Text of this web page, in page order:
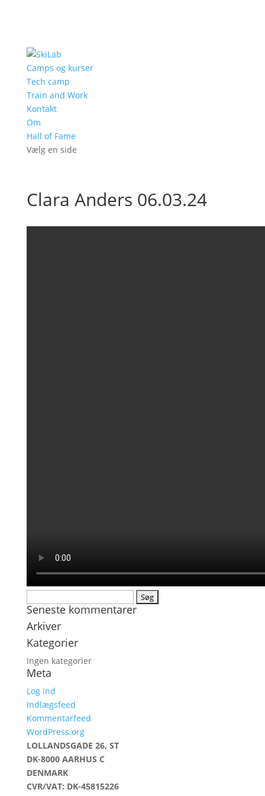
Camps og kurser
Tech camp
Train and Work
Kontakt
Om
Hall of Fame
Vælg en side
Clara Anders 06.03.24
efter:
Seneste kommentarer
Arkiver
Kategorier
Ingen kategorier
Meta
Log ind
Indlægsfeed
Kommentarfeed
WordPress.org
LOLLANDSGADE 26, ST
DK-8000 AARHUS C
DENMARK
CVR/VAT: DK-45815226